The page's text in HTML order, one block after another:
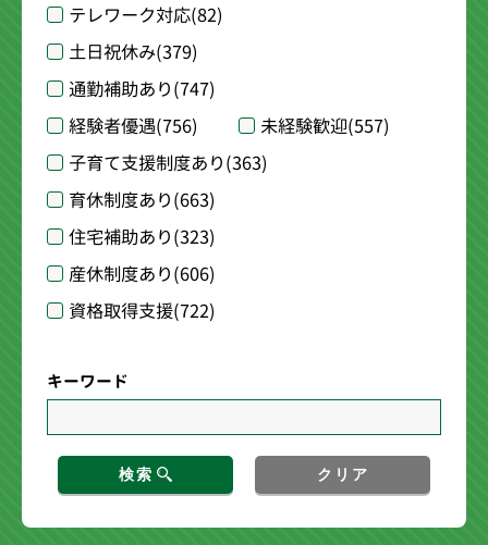
テレワーク対応(82)
土日祝休み(379)
通勤補助あり(747)
経験者優遇(756) 未経験歓迎(557)
子育て支援制度あり(363)
育休制度あり(663)
住宅補助あり(323)
産休制度あり(606)
資格取得支援(722)
キーワード
検索 クリア